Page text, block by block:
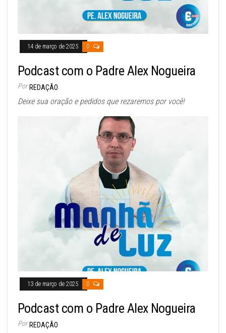
14 de março de 2025 0
Podcast com o Padre Alex Nogueira
Por REDAÇÃO
Deixe sua oração e pedidos que rezaremos por você!
13 de março de 2025 0
Podcast com o Padre Alex Nogueira
Por REDAÇÃO